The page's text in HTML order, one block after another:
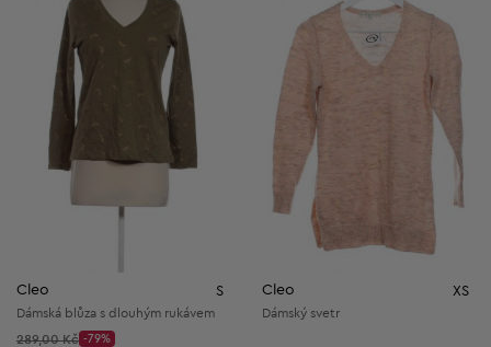
Cleo S
Dámská blůza s dlouhým rukávem
Původní cena:
289,00 Kč -79%
Cleo XS
Dámský svetr